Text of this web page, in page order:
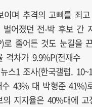
며 추격의 고삐를 죄고
어졌던 전-박 후보 간
로 줄어든 것도 눈길을
격차가 9.9%P(전재수
스1 조사(한국갤럽.
43% 대 박형준 41%)
지지율은 40%대에 고